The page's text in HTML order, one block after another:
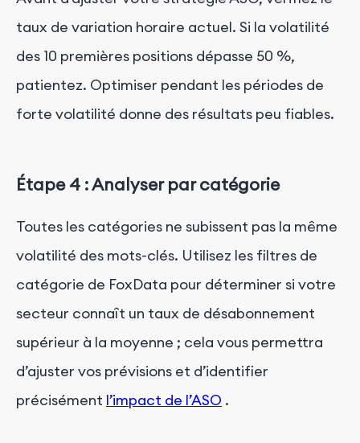
taux de variation horaire actuel. Si la volatilité
des 10 premières positions dépasse 50 %,
patientez. Optimiser pendant les périodes de
forte volatilité donne des résultats peu fiables.
Étape 4 : Analyser par catégorie
Toutes les catégories ne subissent pas la même
volatilité des mots-clés. Utilisez les filtres de
catégorie de FoxData pour déterminer si votre
secteur connaît un taux de désabonnement
supérieur à la moyenne ; cela vous permettra
d’ajuster vos prévisions et d’identifier
précisément l’impact de l’ASO .